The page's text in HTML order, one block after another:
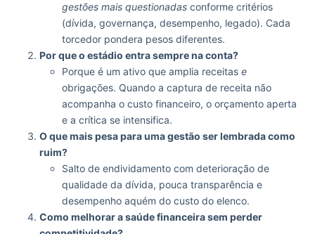
gestões mais questionadas conforme critérios
(dívida, governança, desempenho, legado). Cada
torcedor pondera pesos diferentes.
Por que o estádio entra sempre na conta?
Porque é um ativo que amplia receitas e
obrigações. Quando a captura de receita não
acompanha o custo financeiro, o orçamento aperta
e a crítica se intensifica.
O que mais pesa para uma gestão ser lembrada como
ruim?
Salto de endividamento com deterioração de
qualidade da dívida, pouca transparência e
desempenho aquém do custo do elenco.
Como melhorar a saúde financeira sem perder